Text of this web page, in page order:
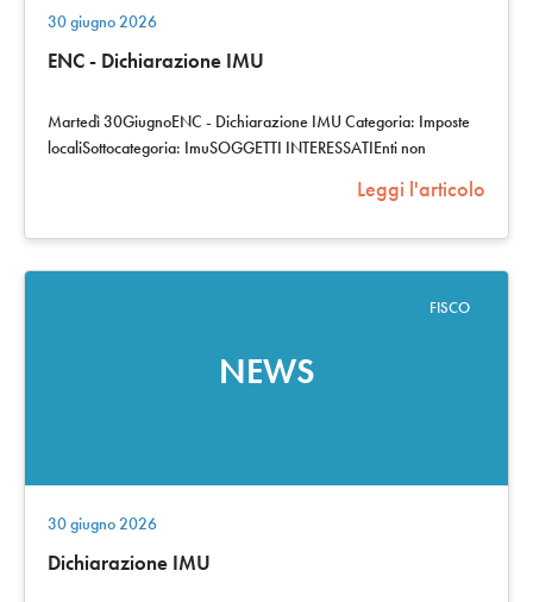
30 giugno 2026
ENC - Dichiarazione IMU
Martedì 30GiugnoENC - Dichiarazione IMU Categoria: Imposte
localiSottocategoria: ImuSOGGETTI INTERESSATIEnti non
Leggi l'articolo
NEWS
FISCO
30 giugno 2026
Dichiarazione IMU